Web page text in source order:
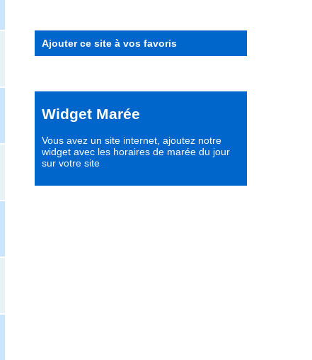
Ajouter ce site à vos favoris
Widget Marée
Vous avez un site internet, ajoutez notre
widget avec les horaires de marée du jour
sur votre site